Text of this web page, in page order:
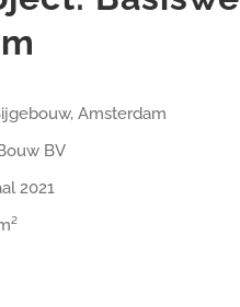
Amsterdam
BV
2021